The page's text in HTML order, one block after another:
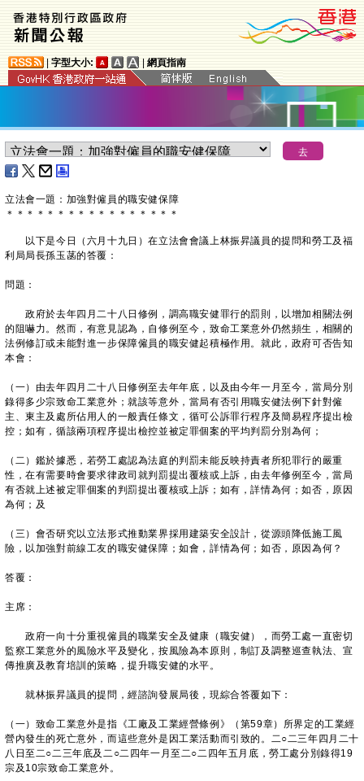
字型大小: 網頁指南
立法會一題：加強對僱員的職安健保障
＊ ＊ ＊ ＊ ＊ ＊ ＊ ＊ ＊ ＊ ＊ ＊ ＊ ＊ ＊ ＊ ＊
以下是今日（六月十九日）在立法會會議上林振昇議員的提問和勞工及福
利局局長孫玉菡的答覆：
問題：
政府於去年四月二十八日修例，調高職安健罪行的罰則，以增加相關法例
的阻嚇力。然而，有意見認為，自修例至今，致命工業意外仍然頻生，相關的
法例修訂或未能對進一步保障僱員的職安健起積極作用。就此，政府可否告知
本會：
（一）由去年四月二十八日修例至去年年底，以及由今年一月至今，當局分別
錄得多少宗致命工業意外；就該等意外，當局有否引用職安健法例下針對僱
主、東主及處所佔用人的一般責任條文，循可公訴罪行程序及簡易程序提出檢
控；如有，循該兩項程序提出檢控並被定罪個案的平均判罰分別為何；
（二）鑑於據悉，若勞工處認為法庭的判罰未能反映持責者所犯罪行的嚴重
性，在有需要時會要求律政司就判罰提出覆核或上訴，由去年修例至今，當局
有否就上述被定罪個案的判罰提出覆核或上訴；如有，詳情為何；如否，原因
為何；及
（三）會否研究以立法形式推動業界採用建築安全設計，從源頭降低施工風
險，以加強對前線工友的職安健保障；如會，詳情為何；如否，原因為何？
答覆：
主席：
政府一向十分重視僱員的職業安全及健康（職安健），而勞工處一直密切
監察工業意外的風險水平及變化，按風險為本原則，制訂及調整巡查執法、宣
傳推廣及教育培訓的策略，提升職安健的水平。
就林振昇議員的提問，經諮詢發展局後，現綜合答覆如下：
（一）致命工業意外是指《工廠及工業經營條例》（第59章）所界定的工業經
營內發生的死亡意外，而這些意外是因工業活動而引致的。二○二三年四月二十
八日至二○二三年底及二○二四年一月至二○二四年五月底，勞工處分別錄得19
宗及10宗致命工業意外。